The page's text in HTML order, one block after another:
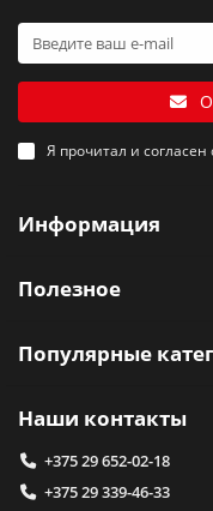
Я прочитал и согласен
Информация
Полезное
Популярные
Наши контакты
+375 29 652-02-18
+375 29 339-46-33